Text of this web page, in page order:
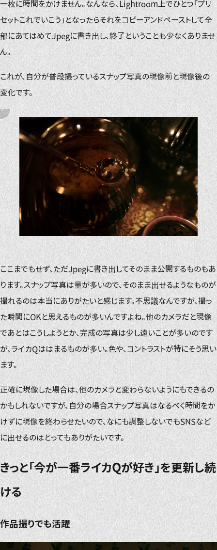
一枚に時間をかけません。なんなら、Lightroom上でひとつ「プリ
セットこれでいこう」となったらそれをコピーアンドペーストして全
部にあてはめてJpegに書き出し、終了ということも少なくありませ
ん。
これが、自分が普段撮っているスナップ写真の現像前と現像後の
変化です。
ここまでもせず、ただJpegに書き出してそのまま公開するものもあ
ります。スナップ写真は量が多いので、そのまま出せるようなものが
撮れるのは本当にありがたいと感じます。不思議なんですが、撮っ
た瞬間にOKと思えるものが多いんですよね。他のカメラだと現像
であとはこうしようとか、完成の写真は少し遠いことが多いのです
が、ライカQははまるものが多い。色や、コントラストが特にそう思い
ます。
正確に現像した場合は、他のカメラと変わらないようにもできるの
かもしれないですが、自分の場合スナップ写真はなるべく時間をか
けずに現像を終わらせたいので、なにも調整しないでもSNSなど
に出せるのはとってもありがたいです。
きっと「今が一番ライカQが好き」を更新し続
ける
作品撮りでも活躍